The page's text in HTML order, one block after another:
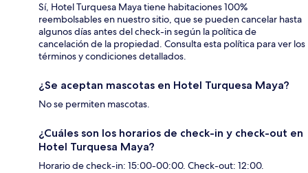
Sí, Hotel Turquesa Maya tiene habitaciones 100%
reembolsables en nuestro sitio, que se pueden cancelar hasta
algunos días antes del check-in según la política de
cancelación de la propiedad. Consulta esta política para ver los
términos y condiciones detallados.
¿Se aceptan mascotas en Hotel Turquesa Maya?
No se permiten mascotas.
¿Cuáles son los horarios de check-in y check-out en
Hotel Turquesa Maya?
Horario de check-in: 15:00-00:00. Check-out: 12:00.